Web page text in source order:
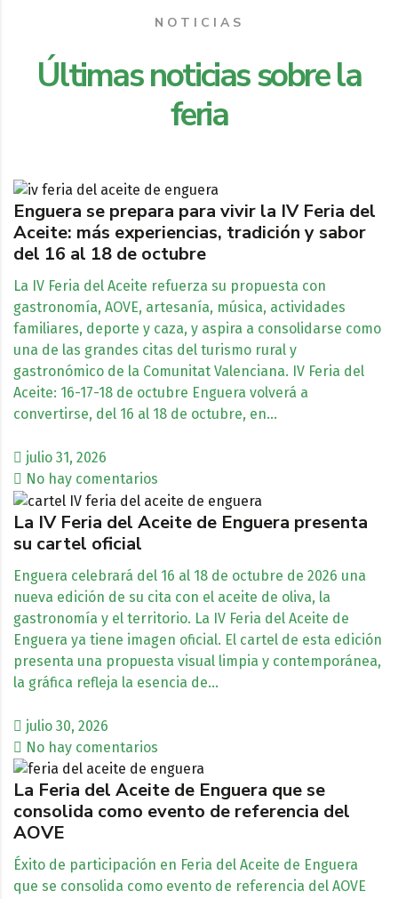
NOTICIAS
Últimas noticias sobre la
feria
Enguera se prepara para vivir la IV Feria del
Aceite: más experiencias, tradición y sabor
del 16 al 18 de octubre
La IV Feria del Aceite refuerza su propuesta con
gastronomía, AOVE, artesanía, música, actividades
familiares, deporte y caza, y aspira a consolidarse como
una de las grandes citas del turismo rural y
gastronómico de la Comunitat Valenciana. IV Feria del
Aceite: 16-17-18 de octubre Enguera volverá a
convertirse, del 16 al 18 de octubre, en…
julio 31, 2026
No hay comentarios
La IV Feria del Aceite de Enguera presenta
su cartel oficial
Enguera celebrará del 16 al 18 de octubre de 2026 una
nueva edición de su cita con el aceite de oliva, la
gastronomía y el territorio. La IV Feria del Aceite de
Enguera ya tiene imagen oficial. El cartel de esta edición
presenta una propuesta visual limpia y contemporánea,
la gráfica refleja la esencia de…
julio 30, 2026
No hay comentarios
La Feria del Aceite de Enguera que se
consolida como evento de referencia del
AOVE
Éxito de participación en Feria del Aceite de Enguera
que se consolida como evento de referencia del AOVE